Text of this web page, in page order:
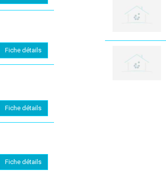
Fiche détails
Fiche détails
Fiche détails